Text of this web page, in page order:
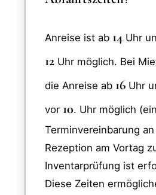
Anreise ist ab 14 Uhr
12 Uhr möglich. Bei
die Anreise ab 16 Uhr
vor 10. Uhr möglich
Terminvereinbarung
Rezeption am Vortag
Inventarprüfung ist
Diese Zeiten